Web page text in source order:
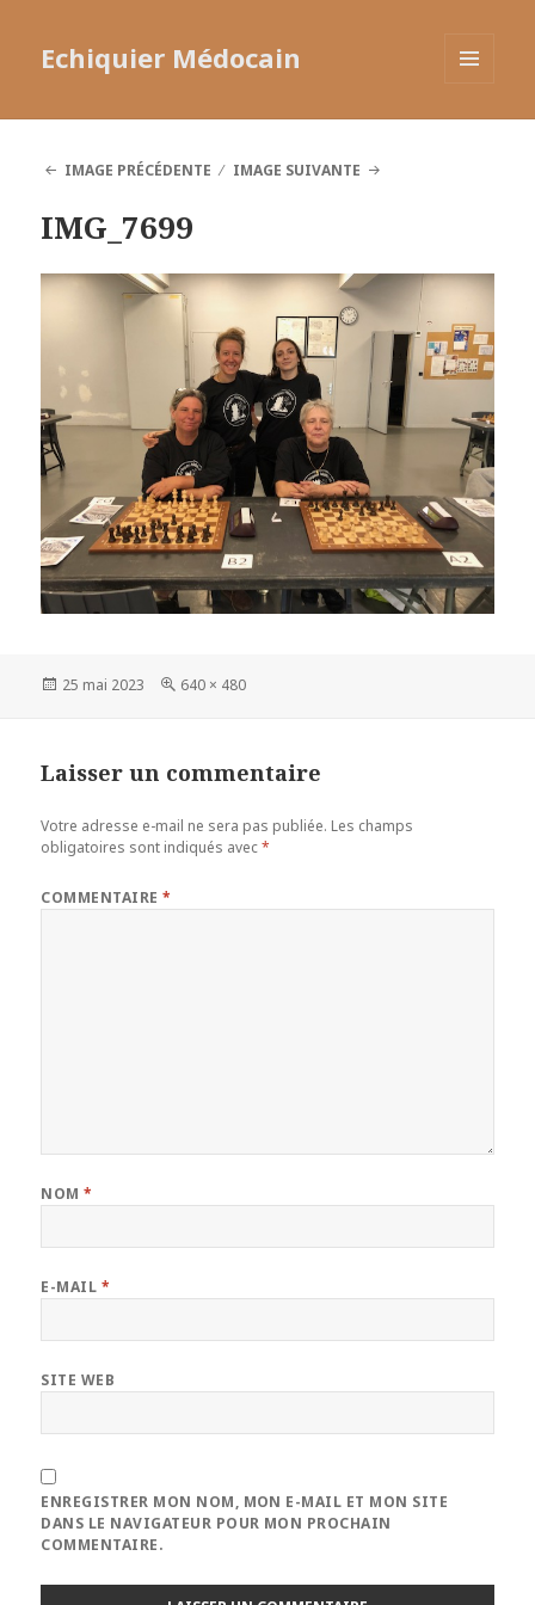
Echiquier Médocain
IMAGE PRÉCÉDENTE
IMAGE SUIVANTE
IMG_7699
Publié
25 mai 2023
Taille
640 × 480
Laisser un commentaire
Votre adresse e-mail ne sera pas publiée. Les champs
obligatoires sont indiqués avec*
COMMENTAIRE*
NOM*
E-MAIL *
SITE WEB
ENREGISTRER MON NOM, MON E-MAIL ET MON SITE
DANS LE NAVIGATEUR POUR MON PROCHAIN
COMMENTAIRE.